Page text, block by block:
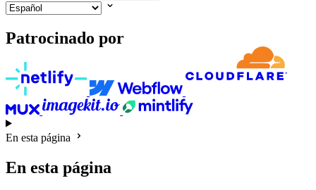
Patrocinado por
En esta página
En esta página